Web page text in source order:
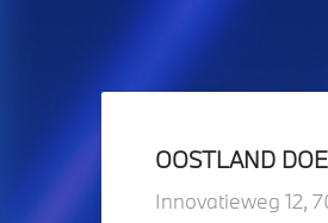
OOSTLAND
Innovatieweg 12,